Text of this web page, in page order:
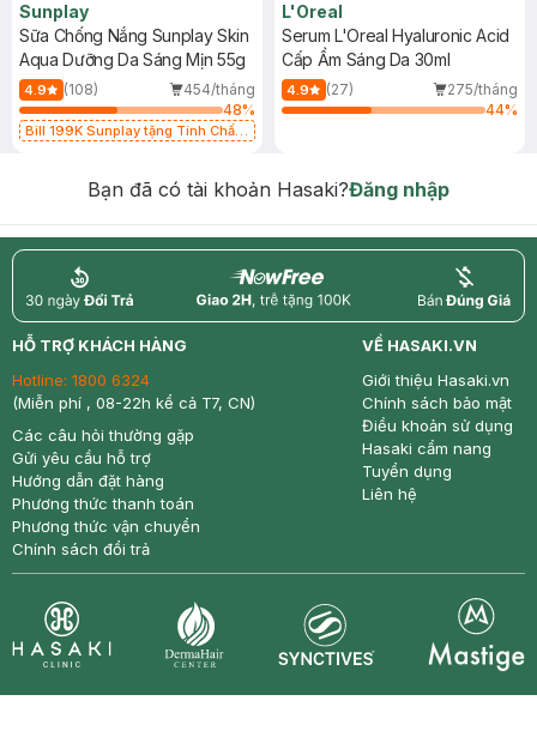
Sunplay
Sữa Chống Nắng Sunplay Skin
Aqua Dưỡng Da Sáng Mịn 55g
4.9 (108)
454/tháng
48%
Bill 199K Sunplay tặng Tinh Chất
L'Oreal
Serum L'Oreal Hyaluronic Acid
Cấp Ẩm Sáng Da 30ml
4.9 (27)
275/tháng
44%
Bạn đã có tài khoản Hasaki?Đăng nhập
return nowfree price
HỖ TRỢ KHÁCH HÀNG
Hotline: 1800 6324
(Miễn phí , 08-22h kể cả T7, CN)
Các câu hỏi thường gặp
Gửi yêu cầu hỗ trợ
Hướng dẫn đặt hàng
Phương thức thanh toán
Phương thức vận chuyển
Chính sách đổi trả
VỀ HASAKI.VN
Giới thiệu Hasaki.vn
Chính sách bảo mật
Điều khoản sử dụng
Hasaki cẩm nang
Tuyển dụng
Liên hệ